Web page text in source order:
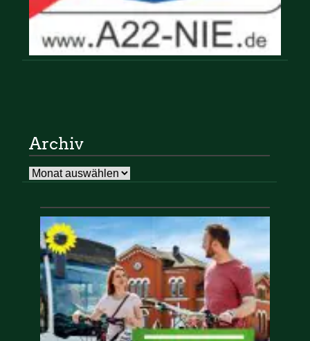
Archiv
Archiv